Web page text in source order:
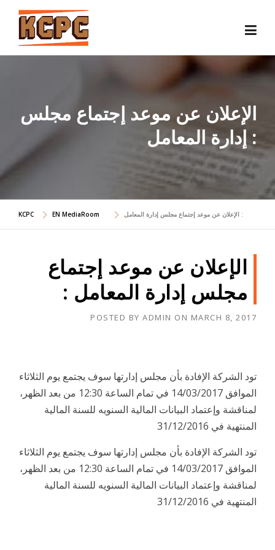
Skip
content
الإعلان عن موعد إجتماع مجلس
إدارة المعامل :
KCPC EN MediaRoom الإعلان عن موعد إجتماع مجلس إدارة المعامل :
الإعلان عن موعد إجتماع
مجلس إدارة المعامل :
POSTED BY ADMIN ON MARCH 8, 2017
تود الشركة الإفادة بأن مجلس إدارتها سوف يجتمع يوم الثلاثاء
الموافق 14/03/2017 في تمام الساعة 12:30 من بعد الظهر،
لمناقشة وإعتماد البيانات المالية السنويه للسنة المالية
المنتهية في 31/12/2016
تود الشركة الإفادة بأن مجلس إدارتها سوف يجتمع يوم الثلاثاء
الموافق 14/03/2017 في تمام الساعة 12:30 من بعد الظهر،
لمناقشة وإعتماد البيانات المالية السنويه للسنة المالية
المنتهية في 31/12/2016